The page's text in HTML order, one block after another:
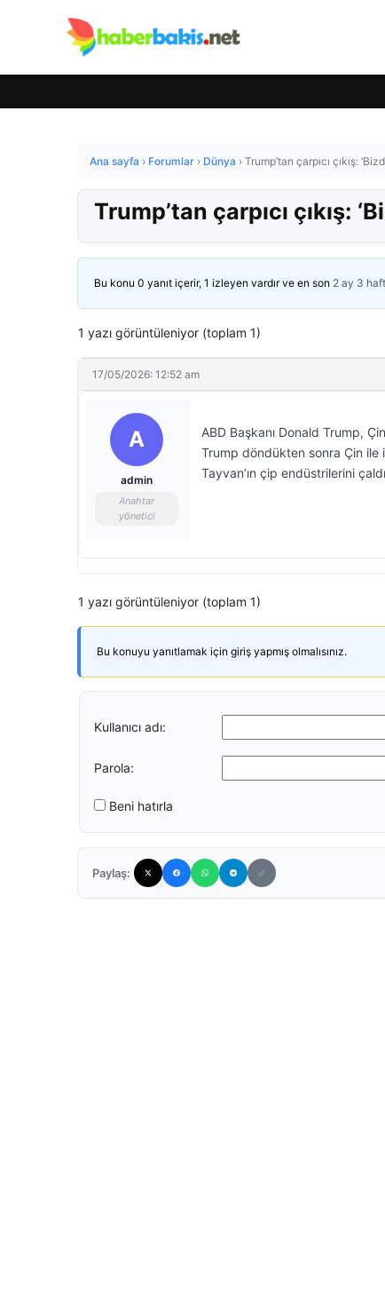
Ana sayfa › Forumlar › Dünya › Trump’tan çarpıcı çıkış:
Trump’tan çarpıcı çıkış:
Bu konu 0 yanıt içerir, 1 izleyen vardır ve en son 2 ay 3
1 yazı görüntüleniyor (toplam 1)
17/05/2026: 12:52 am
A
admin
Anahtar
yönetici
ABD Başkanı Donald Trump,
Trump döndükten sonra Çin ile
Tayvan’ın çip endüstrilerini
1 yazı görüntüleniyor (toplam 1)
Bu konuyu yanıtlamak için giriş yapmış olmalısınız.
Kullanıcı adı:
Parola:
Beni hatırla
Paylaş: